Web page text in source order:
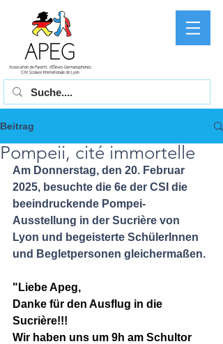
Beitrag
Pompeii, cité immortelle
Am Donnerstag, den 20. Februar
2025, besuchte die 6e der CSI die
beeindruckende Pompei-
Ausstellung in der Sucrière von
Lyon und begeisterte SchülerInnen
und Begletpersonen gleichermaßen.
"Liebe Apeg,
Danke für den Ausflug in die
Sucrière!!!
Wir haben uns um 9h am Schultor